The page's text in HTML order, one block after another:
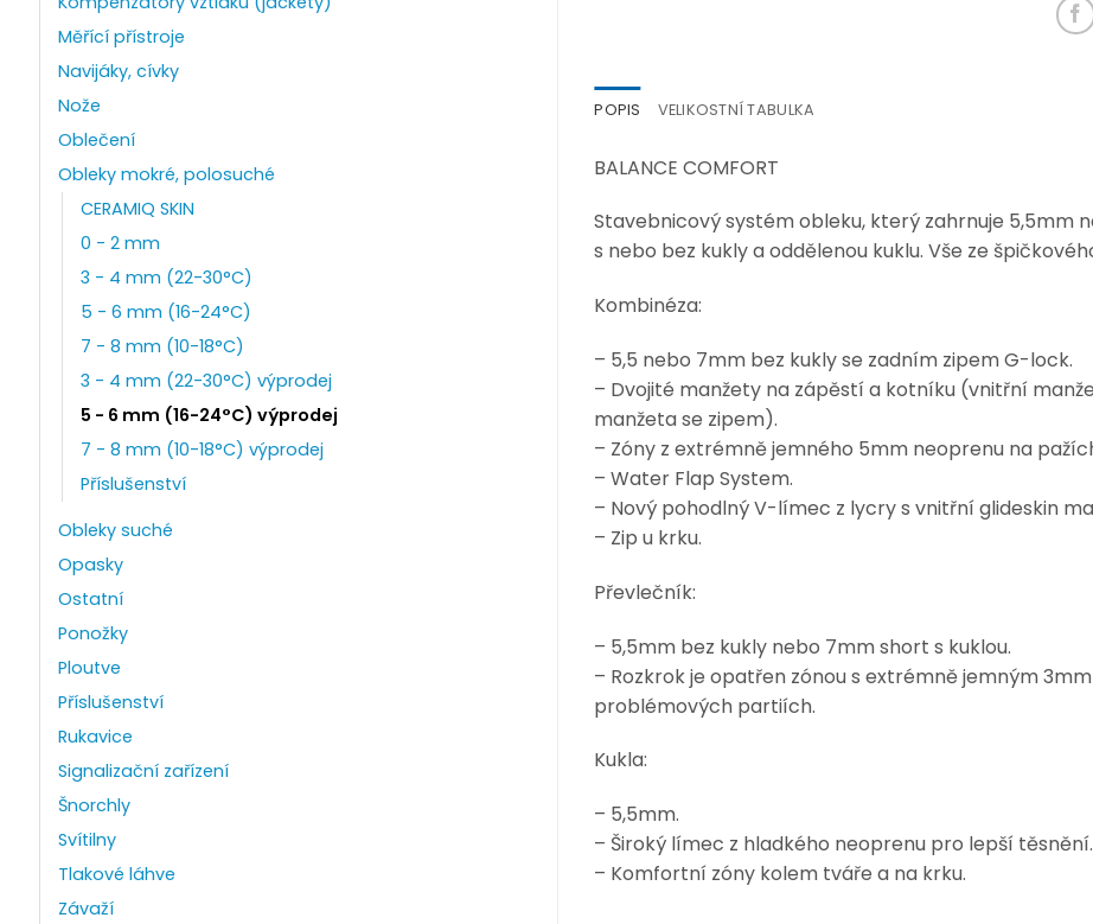
Měřící přístroje
Navijáky, cívky
Nože
Oblečení
Obleky mokré, polosuché
CERAMIQ SKIN
0 - 2 mm
3 - 4 mm (22-30°C)
5 - 6 mm (16-24°C)
7 - 8 mm (10-18°C)
3 - 4 mm (22-30°C) výprodej
5 - 6 mm (16-24°C) výprodej
7 - 8 mm (10-18°C) výprodej
Příslušenství
Obleky suché
Opasky
Ostatní
Ponožky
Ploutve
Příslušenství
Rukavice
Signalizační zařízení
Šnorchly
Svítilny
Tlakové láhve
Závaží
POPIS VELIKOSTNÍ TABULKA
BALANCE COMFORT
Stavebnicový systém obleku, který zahrnuje 5,5mm
s nebo bez kukly a oddělenou kuklu. Vše ze
Kombinéza:
– 5,5 nebo 7mm bez kukly se zadním zipem G-lock.
– Dvojité manžety na zápěstí a kotníku (vnitřní
manžeta se zipem).
– Zóny z extrémně jemného 5mm neoprenu na
– Water Flap System.
– Nový pohodlný V-límec z lycry s vnitřní glideskin
– Zip u krku.
Převlečník:
– 5,5mm bez kukly nebo 7mm short s kuklou.
– Rozkrok je opatřen zónou s extrémně jemným
problémových partiích.
Kukla:
– 5,5mm.
– Široký límec z hladkého neoprenu pro lepší těsnění.
– Komfortní zóny kolem tváře a na krku.